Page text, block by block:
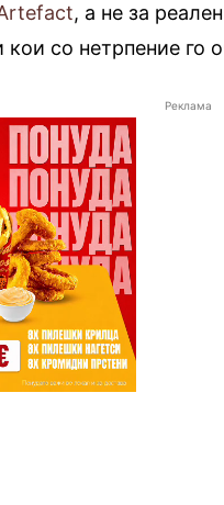
, а не за
со нетрпение го
Реклама